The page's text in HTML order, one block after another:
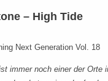
– High Tide
Next Generation Vol. 18
immer noch einer der Orte